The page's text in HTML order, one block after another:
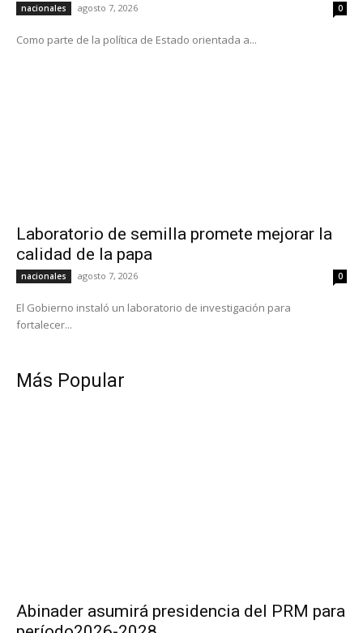
nacionales agosto 7, 2026 0
Como parte de la política de Estado orientada a...
Laboratorio de semilla promete mejorar la
calidad de la papa
nacionales agosto 7, 2026 0
El Gobierno instaló un laboratorio de investigación para
fortalecer...
Más Popular
Abinader asumirá presidencia del PRM para